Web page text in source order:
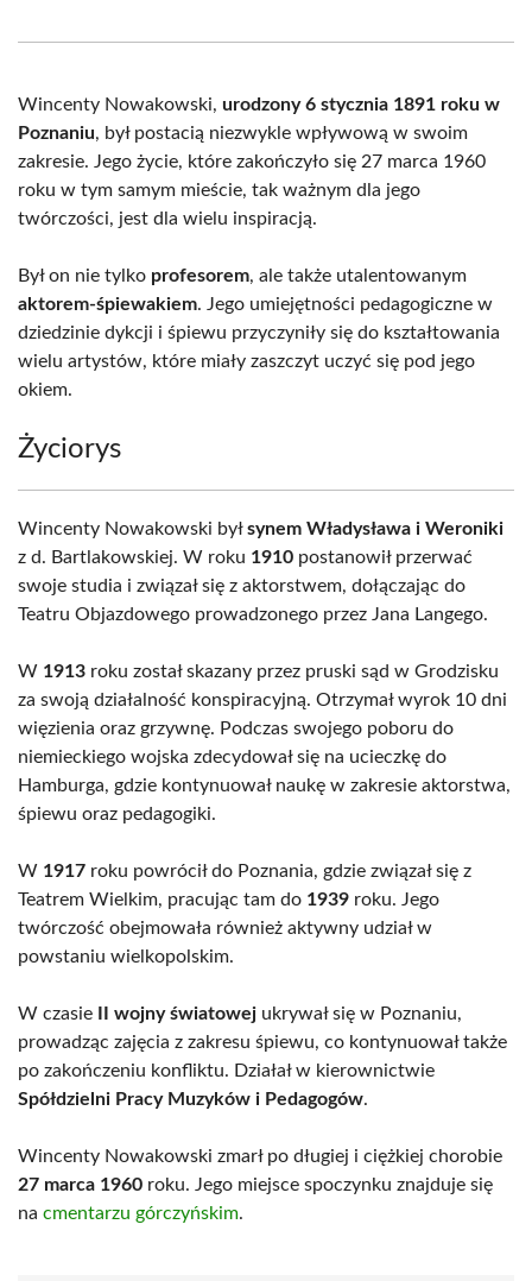
(Twitter)
Wincenty Nowakowski, urodzony 6 stycznia 1891 roku w
Poznaniu, był postacią niezwykle wpływową w swoim
zakresie. Jego życie, które zakończyło się 27 marca 1960
roku w tym samym mieście, tak ważnym dla jego
twórczości, jest dla wielu inspiracją.
Był on nie tylko profesorem, ale także utalentowanym
aktorem-śpiewakiem. Jego umiejętności pedagogiczne w
dziedzinie dykcji i śpiewu przyczyniły się do kształtowania
wielu artystów, które miały zaszczyt uczyć się pod jego
okiem.
Życiorys
Wincenty Nowakowski byłsynem Władysława i Weroniki
z d. Bartlakowskiej. W roku 1910 postanowił przerwać
swoje studia i związał się z aktorstwem, dołączając do
Teatru Objazdowego prowadzonego przez Jana Langego.
W 1913 roku został skazany przez pruski sąd w Grodzisku
za swoją działalność konspiracyjną. Otrzymał wyrok 10 dni
więzienia oraz grzywnę. Podczas swojego poboru do
niemieckiego wojska zdecydował się na ucieczkę do
Hamburga, gdzie kontynuował naukę w zakresie aktorstwa,
śpiewu oraz pedagogiki.
W 1917 roku powrócił do Poznania, gdzie związał się z
Teatrem Wielkim, pracując tam do 1939 roku. Jego
twórczość obejmowała również aktywny udział w
powstaniu wielkopolskim.
W czasie II wojny światowej ukrywał się w Poznaniu,
prowadząc zajęcia z zakresu śpiewu, co kontynuował także
po zakończeniu konfliktu. Działał w kierownictwie
Spółdzielni Pracy Muzyków i Pedagogów.
Wincenty Nowakowski zmarł po długiej i ciężkiej chorobie
27 marca 1960 roku. Jego miejsce spoczynku znajduje się
na cmentarzu górczyńskim.